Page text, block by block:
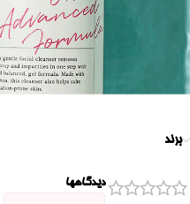
برند
دیدگاهها